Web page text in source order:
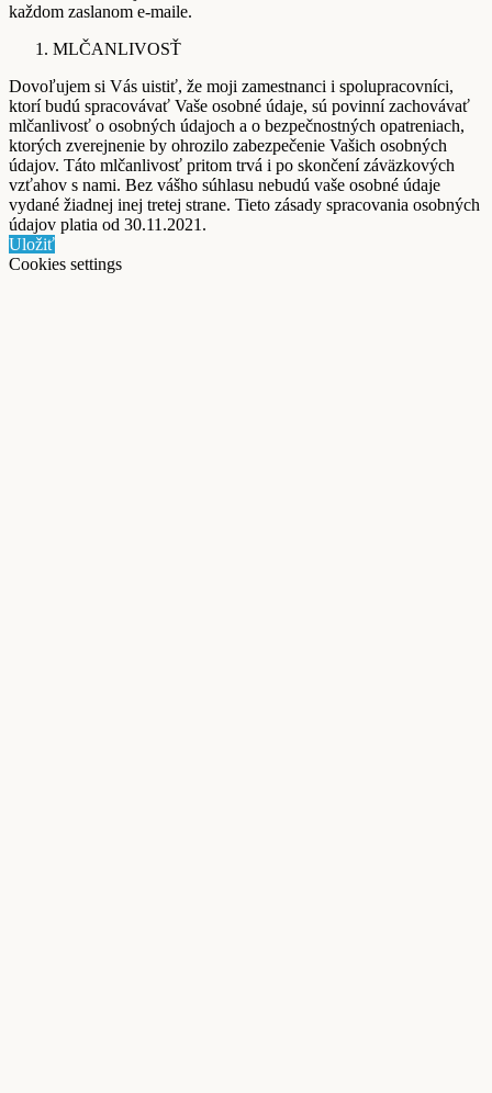
každom zaslanom e-maile.
MLČANLIVOSŤ
Dovoľujem si Vás uistiť, že moji zamestnanci i spolupracovníci,
ktorí budú spracovávať Vaše osobné údaje, sú povinní zachovávať
mlčanlivosť o osobných údajoch a o bezpečnostných opatreniach,
ktorých zverejnenie by ohrozilo zabezpečenie Vašich osobných
údajov. Táto mlčanlivosť pritom trvá i po skončení záväzkových
vzťahov s nami. Bez vášho súhlasu nebudú vaše osobné údaje
vydané žiadnej inej tretej strane. Tieto zásady spracovania osobných
údajov platia od 30.11.2021.
Uložiť
Cookies settings